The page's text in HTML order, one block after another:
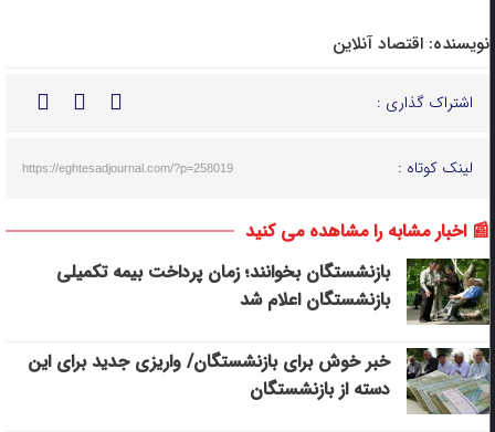
نویسنده: اقتصاد آنلاین
اشتراک گذاری :
لینک کوتاه : https://eghtesadjournal.com/?p=258019
📰 اخبار مشابه را مشاهده می کنید
بازنشستگان بخوانند؛ زمان پرداخت بیمه تکمیلی
بازنشستگان اعلام شد
خبر خوش برای بازنشستگان/ واریزی جدید برای این
دسته از بازنشستگان